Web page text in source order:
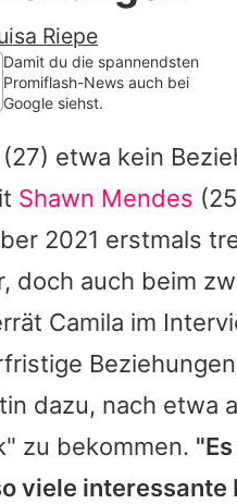
Riepe
Damit du die spannendsten
Promiflash-News auch bei
Google siehst.
(27) etwa kein
Shawn Mendes
2021 erstmals
doch auch beim
Camila im
dazu, nach etwa
zu bekommen.
viele interessante